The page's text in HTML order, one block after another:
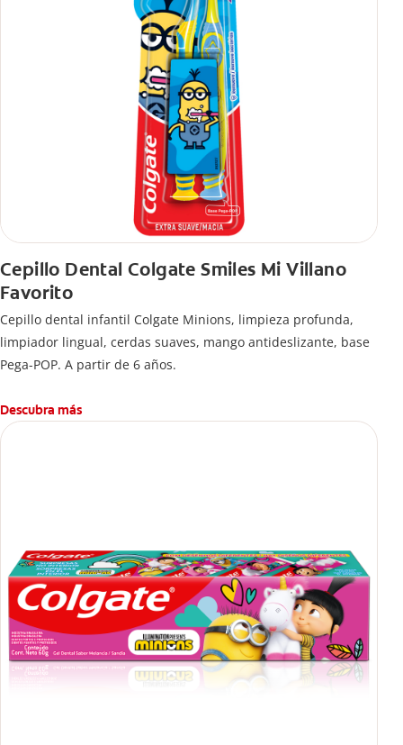
Cepillo Dental Colgate Smiles Mi Villano
Favorito
Cepillo dental infantil Colgate Minions, limpieza profunda,
limpiador lingual, cerdas suaves, mango antideslizante, base
Pega-POP. A partir de 6 años.
Descubra más